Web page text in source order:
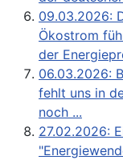
09.03.2026:
Ökostrom
der
06.03.2026:
fehlt uns in
noch ...
27.02.2026: